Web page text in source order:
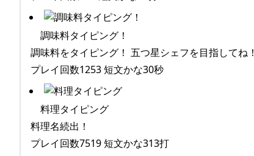
調味料タイピング！
調味料をタイピング！ 五つ星シェフを目指してね！
プレイ回数1253 短文かな30秒
料理タイピング
料理名続出！
プレイ回数7519 短文かな313打